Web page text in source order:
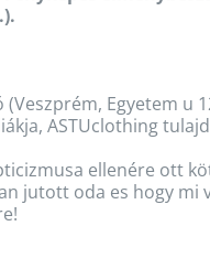
Egyetem u
ASTUclothing
ellenére ott
jutott oda es hogy mi